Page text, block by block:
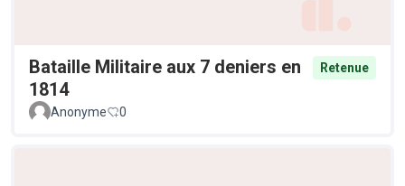
Bataille Militaire aux 7 deniers en
1814
Retenue
Anonyme 0